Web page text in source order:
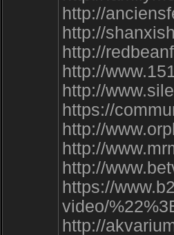
http://
http://
http://
http://
http://
https://
http://
http://
http://
https://
video/
http://